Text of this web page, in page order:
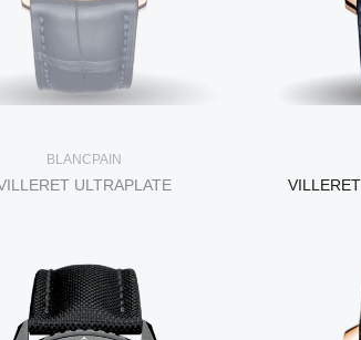
BLANCPAIN
ULTRAPLATE